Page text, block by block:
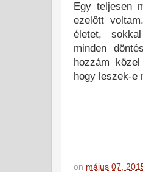
Egy teljesen
ezelőtt
életet,
minden
hozzám
hogy leszek-e
on május 07,